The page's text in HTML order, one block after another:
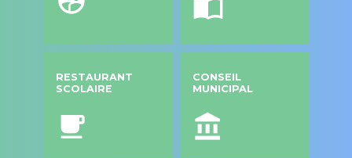
import_contacts
RESTAURANT
SCOLAIRE
local_cafe
CONSEIL
MUNICIPAL
account_balance